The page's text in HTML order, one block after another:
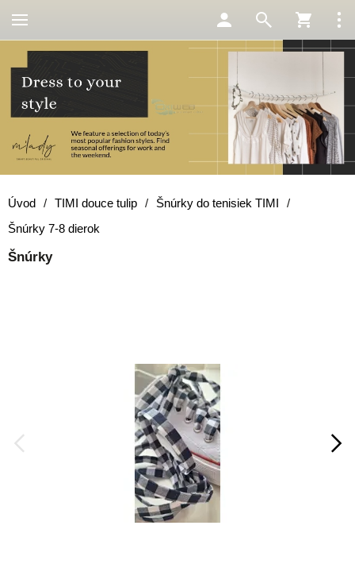
Úvod / TIMI douce tulip / Šnúrky do tenisiek TIMI
/
Šnúrky 7-8 dierok
Šnúrky